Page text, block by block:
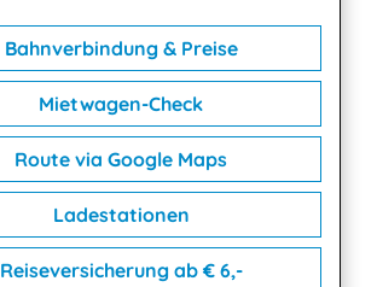
Bahnverbindung & Preise
Mietwagen-Check
Route via Google Maps
Ladestationen
Reiseversicherung ab € 6,-